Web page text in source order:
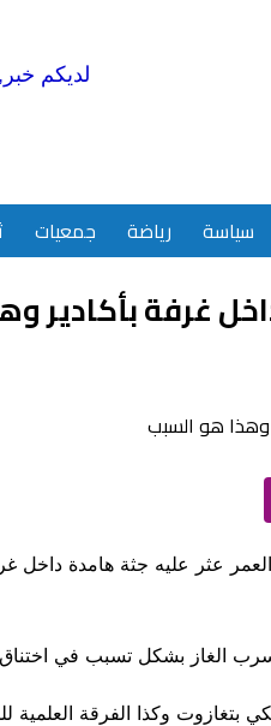
لديكم
سياسة رياضة جمعيات
غرفة بأكادير
عثر عليه جثة هامدة داخل
الغاز بشكل تسبب في
بتغازوت وكذا الفرقة العلمية